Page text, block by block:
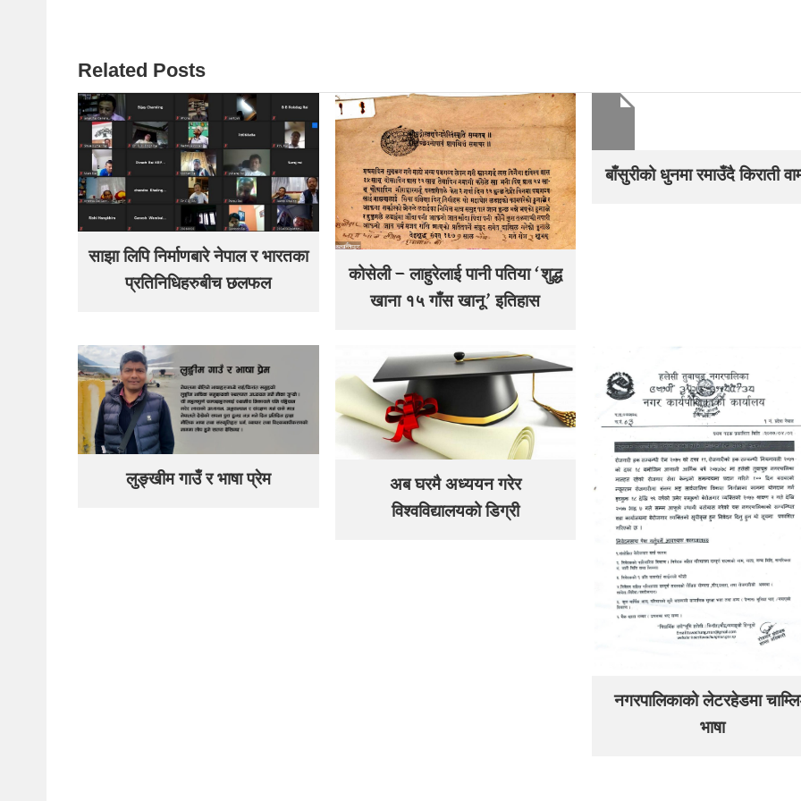
Related Posts
साझा लिपि निर्माणबारे नेपाल र भारतका
प्रतिनिधिहरुबीच छलफल
कोसेली – लाहुरेलाई पानी पतिया ‘शुद्ध
खाना १५ गाँस खानू’ इतिहास
बाँसुरीको धुनमा रमाउँदै किराती
लुङ्खीम गाउँ र भाषा प्रेम
अब घरमै अध्ययन गरेर
विश्वविद्यालयको डिग्री
नगरपालिकाको लेटरहेडमा
भाषा